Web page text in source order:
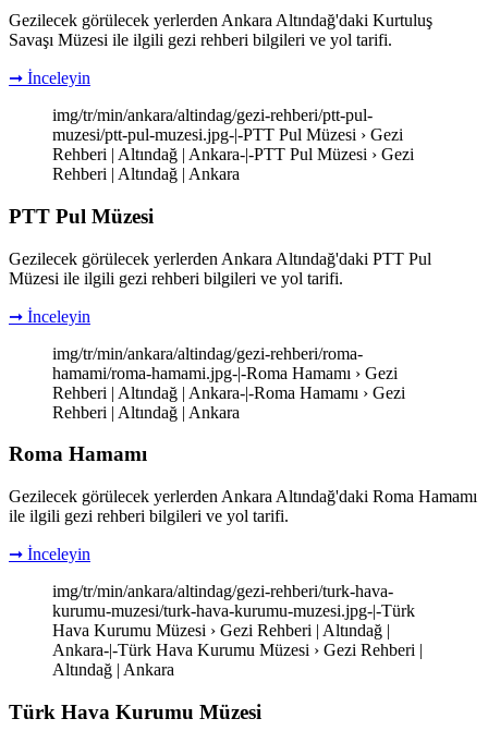
Gezilecek görülecek yerlerden Ankara Altındağ'daki Kurtuluş
Savaşı Müzesi ile ilgili gezi rehberi bilgileri ve yol tarifi.
➞ İnceleyin
img/tr/min/ankara/altindag/gezi-rehberi/ptt-pul-
muzesi/ptt-pul-muzesi.jpg-|-PTT Pul Müzesi › Gezi
Rehberi | Altındağ | Ankara-|-PTT Pul Müzesi › Gezi
Rehberi | Altındağ | Ankara
PTT Pul Müzesi
Gezilecek görülecek yerlerden Ankara Altındağ'daki PTT Pul
Müzesi ile ilgili gezi rehberi bilgileri ve yol tarifi.
➞ İnceleyin
img/tr/min/ankara/altindag/gezi-rehberi/roma-
hamami/roma-hamami.jpg-|-Roma Hamamı › Gezi
Rehberi | Altındağ | Ankara-|-Roma Hamamı › Gezi
Rehberi | Altındağ | Ankara
Roma Hamamı
Gezilecek görülecek yerlerden Ankara Altındağ'daki Roma Hamamı
ile ilgili gezi rehberi bilgileri ve yol tarifi.
➞ İnceleyin
img/tr/min/ankara/altindag/gezi-rehberi/turk-hava-
kurumu-muzesi/turk-hava-kurumu-muzesi.jpg-|-Türk
Hava Kurumu Müzesi › Gezi Rehberi | Altındağ |
Ankara-|-Türk Hava Kurumu Müzesi › Gezi Rehberi |
Altındağ | Ankara
Türk Hava Kurumu Müzesi